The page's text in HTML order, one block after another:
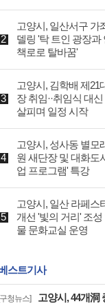
고양시, 일산서구 가
델링 '탁 트인 광장과
책로로 탈바꿈'
고양시, 김학배 제21
장 취임··취임식 대
살피며 일정 시작
고양시, 성사동 별모
원 새단장 및 대화도
업 프로그램' 특강
고양시, 일산 라페스
개선 '빛의 거리' 조
물 문화교실 운영
스트기사
[구청뉴스] 고양시, 44개洞 중 장항1동 '